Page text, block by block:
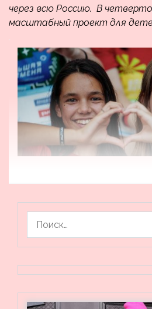
через всю Россию. В
масштабный проект для